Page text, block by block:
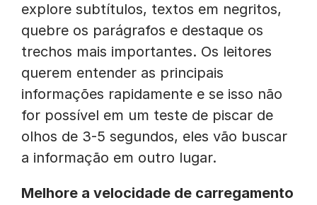
explore subtítulos, textos em negritos,
quebre os parágrafos e destaque os
trechos mais importantes. Os leitores
querem entender as principais
informações rapidamente e se isso não
for possível em um teste de piscar de
olhos de 3-5 segundos, eles vão buscar
a informação em outro lugar.
Melhore a velocidade de carregamento